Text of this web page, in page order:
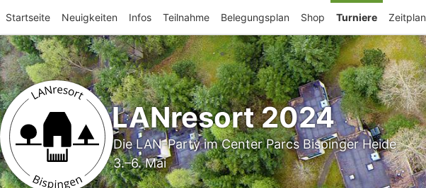
Startseite Neuigkeiten Infos Teilnahme Belegungsplan Shop Turniere Zeitplan
LANresort 2024
Die LAN-Party im Center Parcs Bispinger Heide
3.–6. Mai